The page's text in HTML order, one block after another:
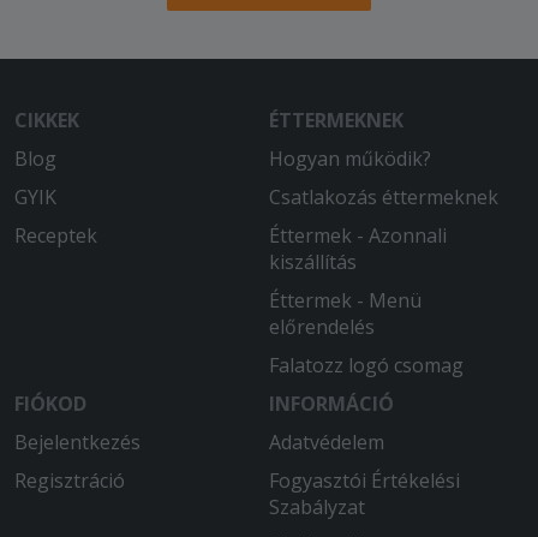
CIKKEK
Blog
GYIK
Receptek
ÉTTERMEKNEK
Hogyan működik?
Csatlakozás éttermeknek
Éttermek - Azonnali
kiszállítás
Éttermek - Menü
előrendelés
Falatozz logó csomag
FIÓKOD
Bejelentkezés
Regisztráció
INFORMÁCIÓ
Adatvédelem
Fogyasztói Értékelési
Szabályzat